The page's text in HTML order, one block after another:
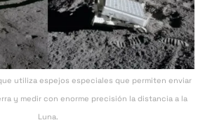
utiliza espejos especiales que permiten enviar
y medir con enorme precisión la distancia a la
Luna.